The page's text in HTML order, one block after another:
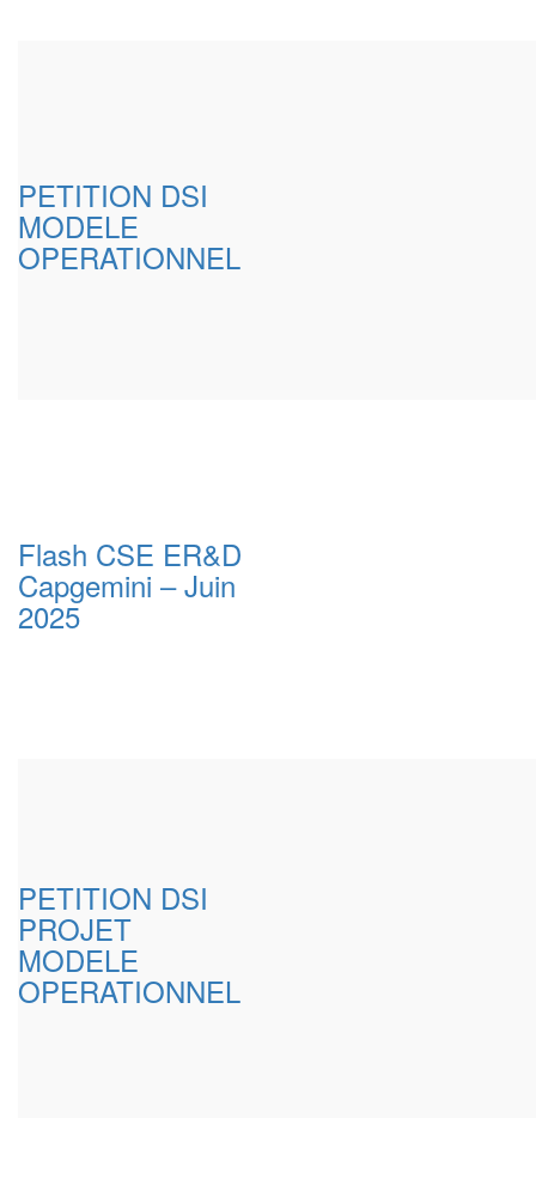
PETITION DSI
MODELE
OPERATIONNEL
Flash CSE ER&D
Capgemini – Juin
2025
PETITION DSI
PROJET
MODELE
OPERATIONNEL